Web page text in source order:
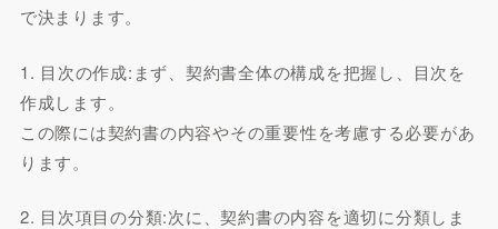
で決まります。
1. 目次の作成:まず、契約書全体の構成を把握し、目次を
作成します。
この際には契約書の内容やその重要性を考慮する必要があ
ります。
2. 目次項目の分類:次に、契約書の内容を適切に分類しま